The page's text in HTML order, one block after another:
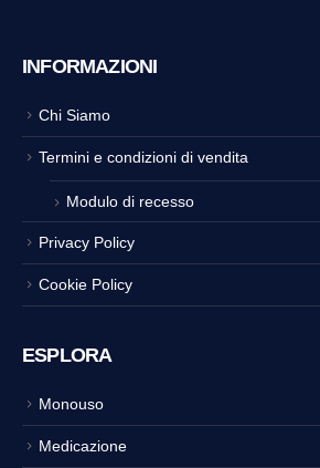
INFORMAZIONI
Chi Siamo
Termini e condizioni di vendita
Modulo di recesso
Privacy Policy
Cookie Policy
ESPLORA
Monouso
Medicazione